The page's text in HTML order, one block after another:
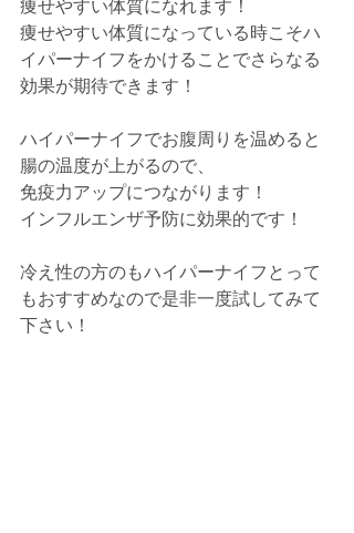
痩せやすい体質になれます！
痩せやすい体質になっている時こそハ
イパーナイフをかけることでさらなる
効果が期待できます！
ハイパーナイフでお腹周りを温めると
腸の温度が上がるので、
免疫力アップにつながります！
インフルエンザ予防に効果的です！
冷え性の方のもハイパーナイフとって
もおすすめなので是非一度試してみて
下さい！